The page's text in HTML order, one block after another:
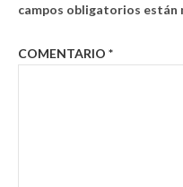
campos obligatorios están
COMENTARIO *